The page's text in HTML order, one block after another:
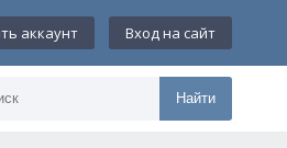
аккаунт Вход на сайт
Найти